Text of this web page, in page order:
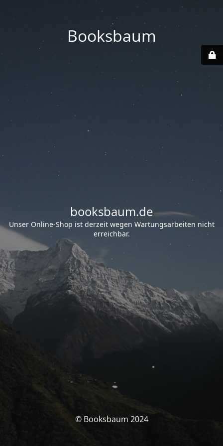
Booksbaum
booksbaum.de
Unser Online-Shop ist derzeit wegen Wartungsarbeiten nicht
erreichbar.
© Booksbaum 2024